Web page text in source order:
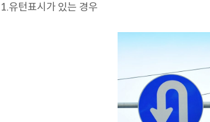
1.유턴표시가 있는 경우